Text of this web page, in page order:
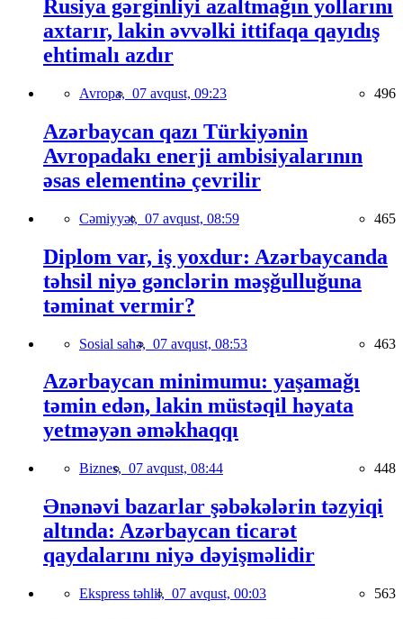
Rusiya gərginliyi azaltmağın yollarını
axtarır, lakin əvvəlki ittifaqa qayıdış
ehtimalı azdır
Avropa, 07 avqust, 09:23 496
Azərbaycan qazı Türkiyənin
Avropadakı enerji ambisiyalarının
əsas elementinə çevrilir
Cəmiyyət, 07 avqust, 08:59 465
Diplom var, iş yoxdur: Azərbaycanda
təhsil niyə gənclərin məşğulluğuna
təminat vermir?
Sosial sahə, 07 avqust, 08:53 463
Azərbaycan minimumu: yaşamağı
təmin edən, lakin müstəqil həyata
yetməyən əməkhaqqı
Biznes, 07 avqust, 08:44 448
Ənənəvi bazarlar şəbəkələrin təzyiqi
altında: Azərbaycan ticarət
qaydalarını niyə dəyişməlidir
Ekspress təhlil, 07 avqust, 00:03 563